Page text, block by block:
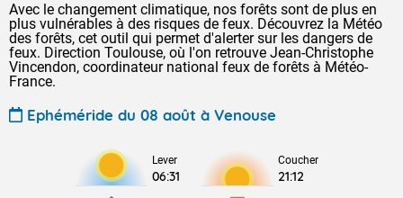
Avec le changement climatique, nos forêts sont de plus en
plus vulnérables à des risques de feux. Découvrez la Météo
des forêts, cet outil qui permet d'alerter sur les dangers de
feux. Direction Toulouse, où l'on retrouve Jean-Christophe
Vincendon, coordinateur national feux de forêts à Météo-
France.
Ephéméride du 08 août à Venouse
Lever
06:31
Coucher
21:12